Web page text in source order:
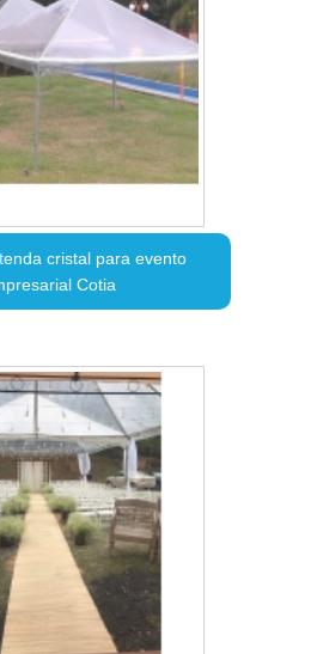
cristal para evento
Cotia